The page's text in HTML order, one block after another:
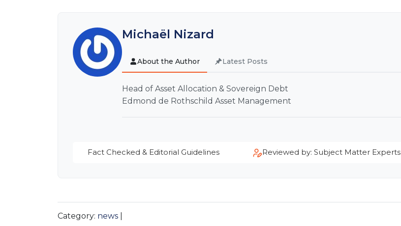
Michaël Nizard
About the Author Latest Posts
Head of Asset Allocation & Sovereign Debt
Edmond de Rothschild Asset Management
Fact Checked & Editorial Guidelines Reviewed by: Subject Matter Experts
Category: news